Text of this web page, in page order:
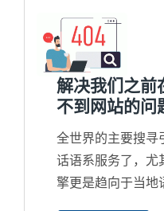
解决我们之前
不到网站的问
全世界的主要搜寻
话语系服务了，尤
擎更是趋向于当地